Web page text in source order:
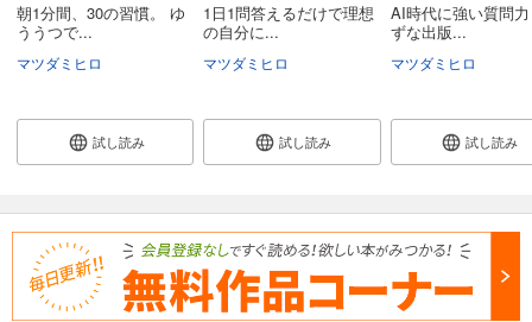
朝1分間、30の習慣。 ゆ
ううつで...
マツダミヒロ
試し読み
1日1問答えるだけで理想
の自分に...
マツダミヒロ
試し読み
AI時代に強い質問
ずな出版...
マツダミヒロ
試し読み